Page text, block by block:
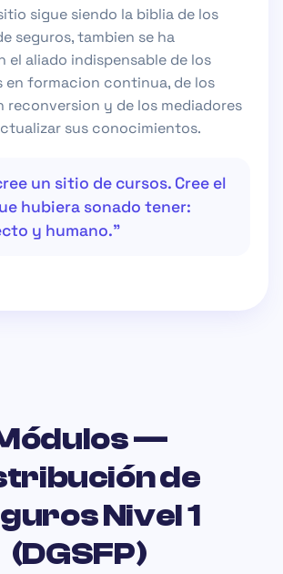
sigue siendo la biblia de los
seguros, tambien se ha
el aliado indispensable de los
en formacion continua, de los
reconversion y de los mediadores
sus conocimientos.
un sitio de cursos. Cree el
hubiera sonado tener:
y humano."
—
de
Nivel 1
(DGSFP)